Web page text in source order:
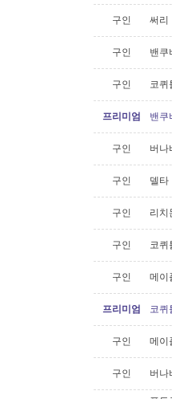
구인 써리
구인 밴쿠
구인 코퀴
프리미엄 밴쿠
구인 버나
구인 델타
구인 리치
구인 코퀴
구인 메이
프리미엄 코퀴
구인 메이
구인 버나